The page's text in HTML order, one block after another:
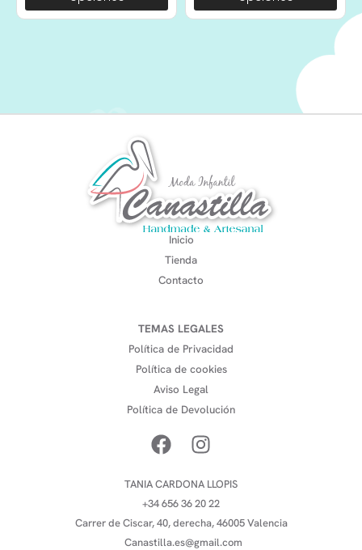
Inicio
Tienda
Contacto
TEMAS LEGALES
Política de Privacidad
Política de cookies
Aviso Legal
Política de Devolución
TANIA CARDONA LLOPIS
+34 656 36 20 22
Carrer de Ciscar, 40, derecha, 46005 Valencia
Canastilla.es@gmail.com